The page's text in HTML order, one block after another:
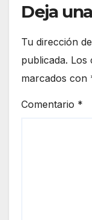
Deja
Tu dirección
publicada. Los
marcados con
Comentario *